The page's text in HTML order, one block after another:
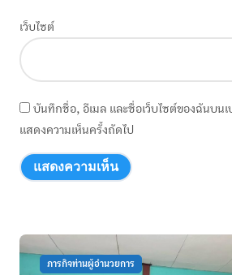
เว็บไซต์
บันทึกชื่อ, อีเมล และชื่อเว็บไซต์ของฉันบนเ
แสดงความเห็นครั้งถัดไป
กิจกรรมพัฒนาครู กิ